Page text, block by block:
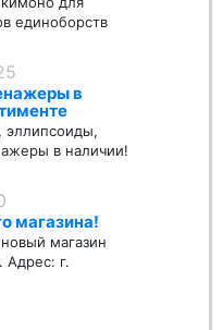
единоборств
в
эллипсоиды,
в наличии!
магазина!
магазин
Адрес: г.